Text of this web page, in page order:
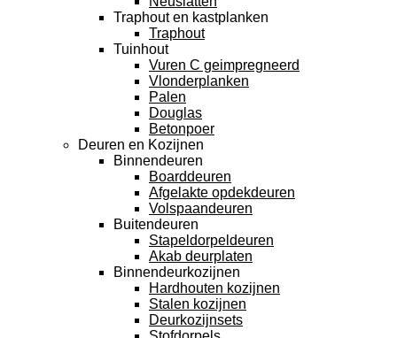
Traphout en kastplanken
Traphout
Tuinhout
Vuren C geimpregneerd
Vlonderplanken
Palen
Douglas
Betonpoer
Deuren en Kozijnen
Binnendeuren
Boarddeuren
Afgelakte opdekdeuren
Volspaandeuren
Buitendeuren
Stapeldorpeldeuren
Akab deurplaten
Binnendeurkozijnen
Hardhouten kozijnen
Stalen kozijnen
Deurkozijnsets